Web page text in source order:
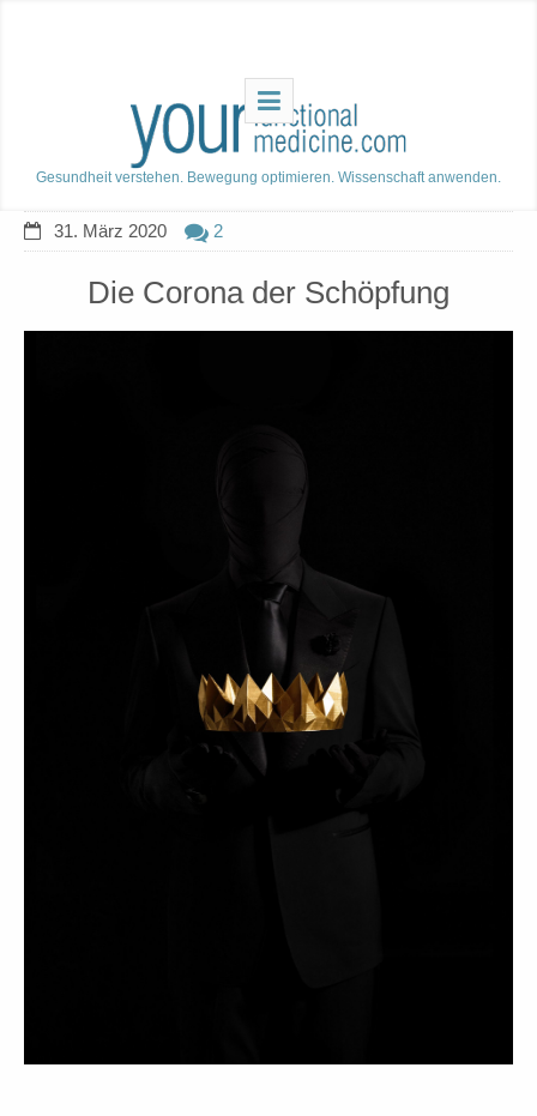
Gesundheit verstehen. Bewegung optimieren. Wissenschaft anwenden.
31. März 2020 2
Die Corona der Schöpfung